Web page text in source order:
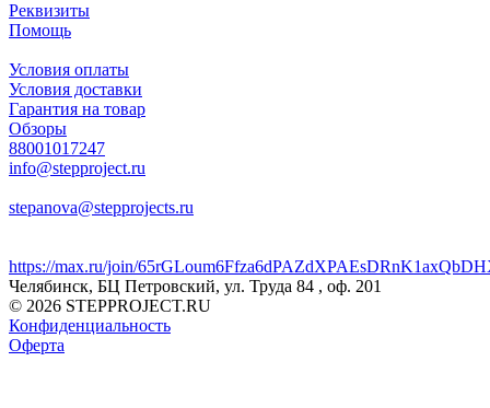
Реквизиты
Помощь
Условия оплаты
Условия доставки
Гарантия на товар
Обзоры
88001017247
info@stepproject.ru
stepanova@stepprojects.ru
https://max.ru/join/
Челябинск, БЦ Петровский, ул. Труда 84 , оф. 201
© 2026 STEPPROJECT.RU
Конфиденциальность
Оферта